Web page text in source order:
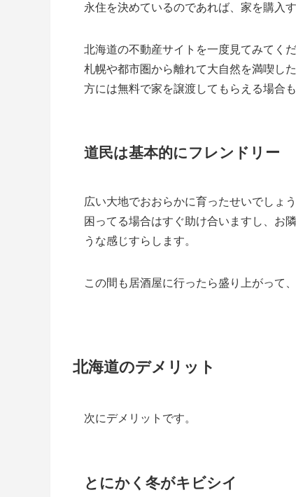
永住を決めているのであれば、家を購入
北海道の不動産サイトを一度見てみてく
札幌や都市圏から離れて大自然を満喫し
方には無料で家を譲渡してもらえる場合も
道民は基本的にフレンドリー
広い大地でおおらかに育ったせいでしょ
困ってる場合はすぐ助け合いますし、お
うな感じすらします。
この間も居酒屋に行ったら盛り上がって
北海道のデメリット
次にデメリットです。
とにかく冬がキビシイ